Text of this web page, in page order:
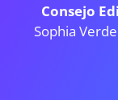
Consejo
Sophia